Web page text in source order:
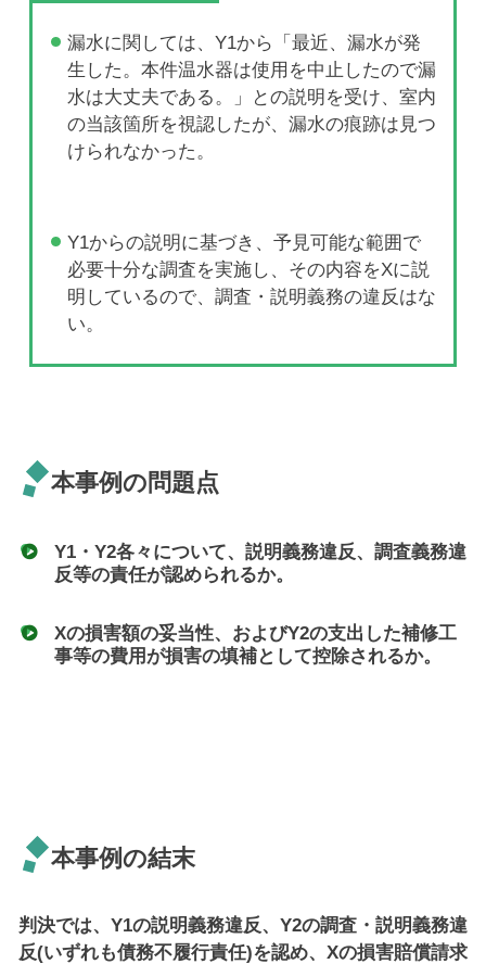
漏水に関しては、Y1から「最近、漏水が発
生した。本件温水器は使用を中止したので漏
水は大丈夫である。」との説明を受け、室内
の当該箇所を視認したが、漏水の痕跡は見つ
けられなかった。
Y1からの説明に基づき、予見可能な範囲で
必要十分な調査を実施し、その内容をXに説
明しているので、調査・説明義務の違反はな
い。
本事例の問題点
Y1・Y2各々について、説明義務違反、調査義務違
反等の責任が認められるか。
Xの損害額の妥当性、およびY2の支出した補修工
事等の費用が損害の填補として控除されるか。
本事例の結末
判決では、Y1の説明義務違反、Y2の調査・説明義務違
反(いずれも債務不履行責任)を認め、Xの損害賠償請求